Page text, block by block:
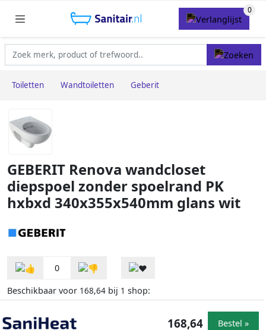
Toiletten Wandtoiletten Geberit
GEBERIT Renova wandcloset
diepspoel zonder spoelrand PK
hxbxd 340x355x540mm glans wit
0
Beschikbaar voor 168,64 bij 1 shop:
168,64 Bestel »